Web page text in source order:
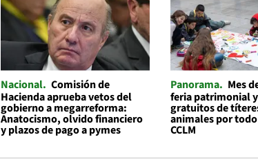
Nacional Comisión de
Hacienda aprueba vetos del
gobierno a megarreforma:
Anatocismo, olvido financiero
y plazos de pago a pymes
Panorama Mes
feria patrimonial
gratuitos de
animales por
CCLM